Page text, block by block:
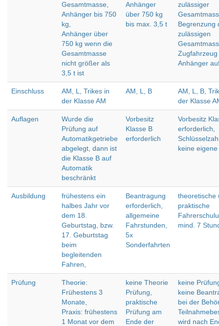
Gesamtmasse,
Anhänger bis 750
kg,
Anhänger über
750 kg wenn die
Gesamtmasse
nicht größer als
3,5 t ist
Anhänger
über 750 kg
bis max. 3,5 t
zulässiger
Begrenzung
zulässigen
Zugfahrzeug
Anhänger
Einschluss
AM, L, Trikes in
der Klasse AM
AM, L, B
AM, L, B,
der Klasse
Auflagen
Wurde die
Prüfung auf
Automatikgetriebe
abgelegt, dann ist
die Klasse B auf
Automatik
beschränkt
Vorbesitz
Klasse B
erforderlich
Vorbesitz
erforderlich,
keine
Ausbildung
frühestens ein
halbes Jahr vor
dem 18.
Geburtstag, bzw.
17. Geburtstag
beim
begleitenden
Fahren,
Beantragung
erforderlich,
allgemeine
Fahrstunden,
5x
Sonderfahrten
theoretische
praktische
mind. 7
Prüfung
Theorie:
Frühestens 3
Monate,
Praxis: frühestens
1 Monat vor dem
keine Theorie
Prüfung,
praktische
Prüfung am
Ende der
keine
keine
bei der
wird nach